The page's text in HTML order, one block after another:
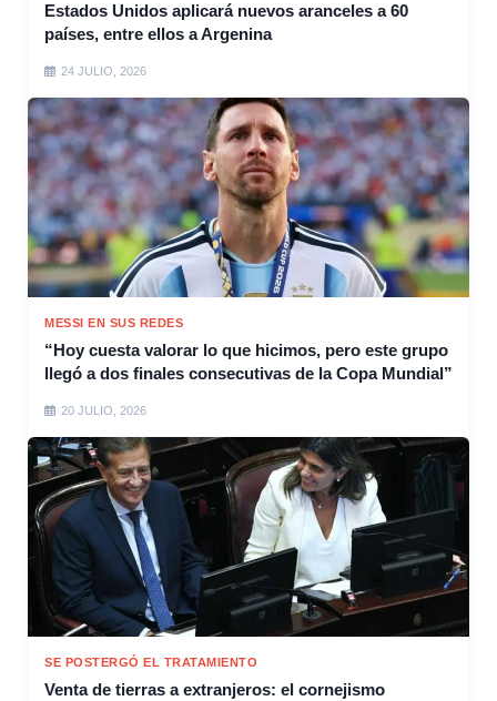
Estados Unidos aplicará nuevos aranceles a 60
países, entre ellos a Argenina
24 JULIO, 2026
MESSI EN SUS REDES
“Hoy cuesta valorar lo que hicimos, pero este grupo
llegó a dos finales consecutivas de la Copa Mundial”
20 JULIO, 2026
SE POSTERGÓ EL TRATAMIENTO
Venta de tierras a extranjeros: el cornejismo